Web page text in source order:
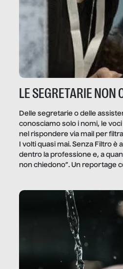
LE SEGRETARIE NON
Delle segretarie o delle
conosciamo solo i nomi, le
nel rispondere via mail per
I volti quasi mai. Senza Filtro è
dentro la professione e, a
non chiedono”. Un reportage